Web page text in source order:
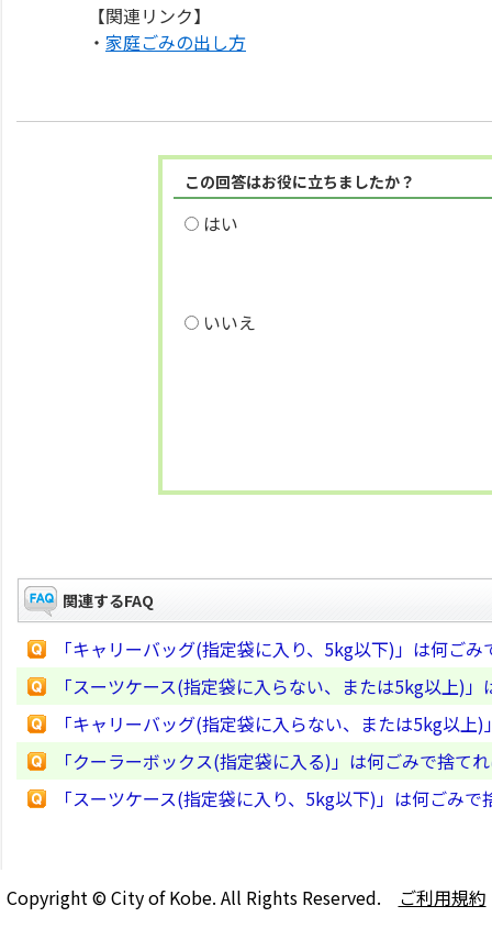
【関連リンク】
・ 家庭ごみの出し方
この回答はお役に立ちましたか？
はい
いいえ
関連するFAQ
「キャリーバッグ(指定袋に入り、5kg以下)」は何ご
「スーツケース(指定袋に入らない、または5kg以上)
「キャリーバッグ(指定袋に入らない、または5kg以
「クーラーボックス(指定袋に入る)」は何ごみで捨て
「スーツケース(指定袋に入り、5kg以下)」は何ごみ
Copyright © City of Kobe. All Rights Reserved. ご利用規約